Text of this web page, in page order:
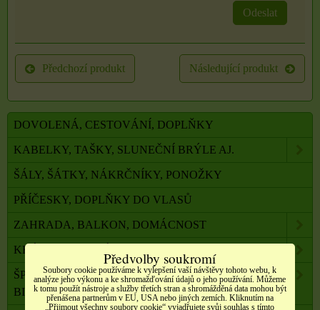
Odeslat
Předchozí produkt Následující produkt
DOVOLENÁ, CESTOVÁNÍ, DOPLŇKY
KABELKY, TAŠKY, SLUNEČNÍ BRÝLE AJ.
ŠÁLY, ŠÁTKY, NÁKRČNÍKY, PONOŽKY
PŘÍČESKY, DOPLŇKY DO VLASŮ
ZAHRADA, BALKON, DOMÁCNOST
KRÁSA A ZDRAVÍ
ŠPERKY, NEREZOVÁ OCEL, PŘÍRODNÍ KÁMEN,
BIŽUTERIE
Předvolby soukromí
Soubory cookie používáme k vylepšení vaší návštěvy tohoto webu, k
analýze jeho výkonu a ke shromažďování údajů o jeho používání. Můžeme
k tomu použít nástroje a služby třetích stran a shromážděná data mohou být
přenášena partnerům v EU, USA nebo jiných zemích. Kliknutím na
„Přijmout všechny soubory cookie“ vyjadřujete svůj souhlas s tímto